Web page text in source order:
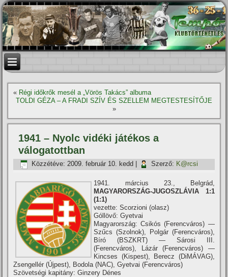
« Régi időkrők mesél a „Vörös Takács” albuma
TOLDI GÉZA – A FRADI SZÍV ÉS SZELLEM MEGTESTESÍTŐJE
»
1941 – Nyolc vidéki játékos a
válogatottban
Közzétéve: 2009. február 10. kedd Szerző: K@rcsi
1941. március 23., Belgrád,
MAGYARORSZÁG-JUGOSZLÁVIA 1:1
(1:1)
vezette: Scorzioni (olasz)
Góllövő: Gyetvai
Magyarország: Csikós (Ferencváros) —
Szűcs (Szolnok), Polgár (Ferencváros),
Bí­ró (BSZKRT) — Sárosi III.
(Ferencváros), Lázár (Ferencváros) —
Kincses (Kispest), Berecz (DiMÁVAG),
Zsengellér (Újpest), Bodola (NAC), Gyetvai (Ferencváros)
Szövetségi kapitány: Ginzery Dénes